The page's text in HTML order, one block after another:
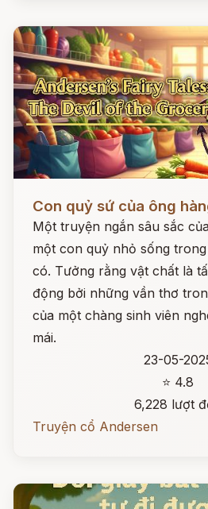
Con quỷ sứ của ông
Một truyện ngắn sâu sắc
một con quỷ nhỏ sống
có. Tưởng rằng vật chất là
động bởi những vần thơ
của một chàng sinh viên
mái.
23-05-
⭐ 4.8
6,228 lượt
Truyện cổ Andersen